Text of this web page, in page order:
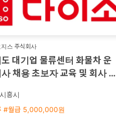
스 주식회사
대기업 물류센터 화물차 운
채용 초보자 교육 및 회사 차
흥시
#월급 5,000,000원